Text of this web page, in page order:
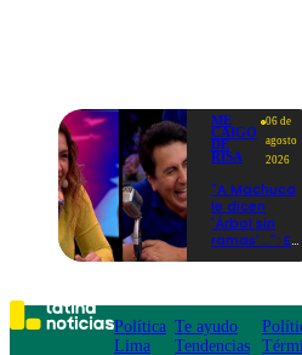
ME
CAIGO
DE
RISA
06 de
agosto
2026
"A Machuca
le dicen
'Árbol sin
ramas'...": El
hizo
explotar de
risa a todos
Política
Lima
Te ayudo
Tendencias